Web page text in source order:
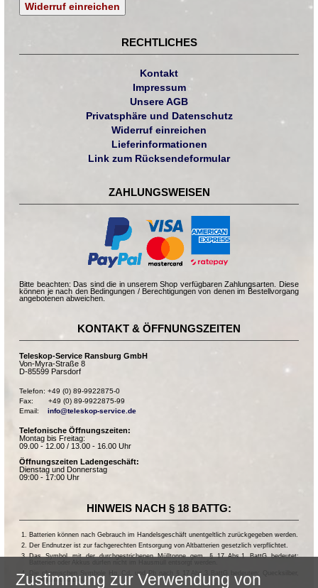
Widerruf einreichen
RECHTLICHES
Kontakt
Impressum
Unsere AGB
Privatsphäre und Datenschutz
Widerruf einreichen
Lieferinformationen
Link zum Rücksendeformular
ZAHLUNGSWEISEN
Bitte beachten: Das sind die in unserem Shop verfügbaren Zahlungsarten. Diese
können je nach den Bedingungen / Berechtigungen von denen im Bestellvorgang
angebotenen abweichen.
KONTAKT & ÖFFNUNGSZEITEN
Teleskop-Service Ransburg GmbH
Von-Myra-Straße 8
D-85599 Parsdorf
Telefon: +49 (0) 89-9922875-0
Fax:       +49 (0) 89-9922875-99
Email: info@teleskop-service.de
Telefonische Öffnungszeiten:
Montag bis Freitag:
09.00 - 12.00 / 13.00 - 16.00 Uhr
Öffnungszeiten Ladengeschäft:
Dienstag und Donnerstag
09:00 - 17:00 Uhr
HINWEIS NACH § 18 BATTG:
Batterien können nach Gebrauch im Handelsgeschäft unentgeltlich zurückgegeben werden.
Der Endnutzer ist zur fachgerechten Entsorgung von Altbatterien gesetzlich verpflichtet.
Das Symbol mit der durchgestrichenen Mülltonne gem. § 17 Abs.1 BattG bedeutet:
Die chemischen Symbole Hg, Cd, und Pb nach § 17 Abs.3 BattG bedeuten: Quecksilber,
Cadmium und Blei.
Zustimmung zur Verwendung von